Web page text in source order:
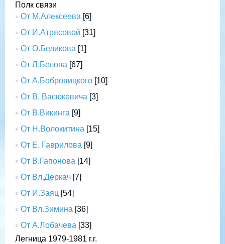
Полк связи
От М.Алексеева [6]
От И.Атрясовой [31]
От О.Беликова [1]
От Л.Белова [67]
От А.Бобровицкого [10]
От В. Васюкевича [3]
От В.Викинга [9]
От Н.Волокитина [15]
От Е. Гаврилова [9]
От В.Гапонова [14]
От Вл.Деркач [7]
От И.Заяц [54]
От Вл.Зимина [36]
От А.Лобачева [33]
Легница 1979-1981 г.г.